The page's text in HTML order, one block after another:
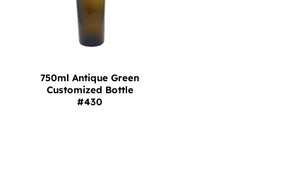
750ml Antique Green
Customized Bottle
#430